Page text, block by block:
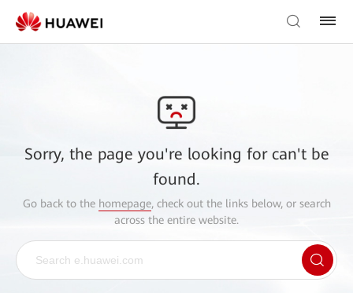
Sorry, the page you're looking for can't be
found.
Go back to the homepage, check out the links below, or search
across the entire website.